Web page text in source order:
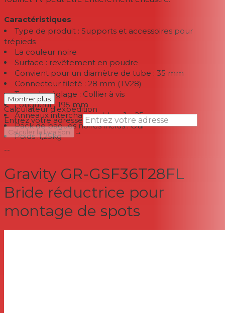
Caractéristiques
Type de produit : Supports et accessoires pour
trépieds
La couleur noire
Surface : revêtement en poudre
Convient pour un diamètre de tube : 35 mm
Connecteur fileté : 28 mm (TV28)
Type de réglage : Collier à vis
Longueur : 195 mm
Anneaux interchangeables : 1 x 25 mm
Pack de bagues noires inclus : Oui
Poids :1,25kg
Montrer plus
Calculateur d'expédition
Entrez votre adresse
Calculer la livraison →
--
Gravity GR-GSF36T28FL
Bride réductrice pour
montage de spots